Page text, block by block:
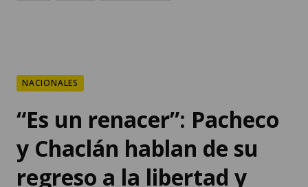
“Es un renacer”: Pacheco
y Chaclán hablan de su
regreso a la libertad y
defienden las protestas